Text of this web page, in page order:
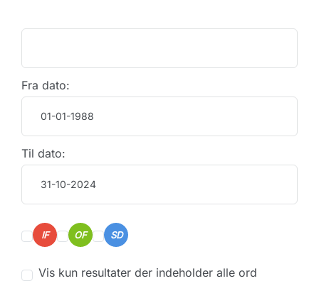
Fra dato:
Til dato:
IF OF SD
Vis kun resultater der indeholder alle ord